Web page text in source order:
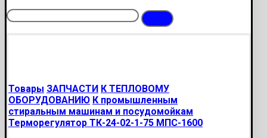
Товары ЗАПЧАСТИ К ТЕПЛОВОМУ
ОБОРУДОВАНИЮ К промышленным
стиральным машинам и посудомойкам
Терморегулятор ТК-24-02-1-75 МПС-1600